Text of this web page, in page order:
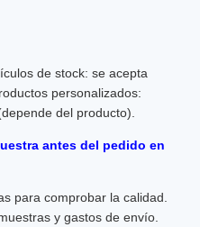
de stock: se acepta
personalizados:
del producto).
antes del pedido en
para comprobar la calidad.
y gastos de envío.